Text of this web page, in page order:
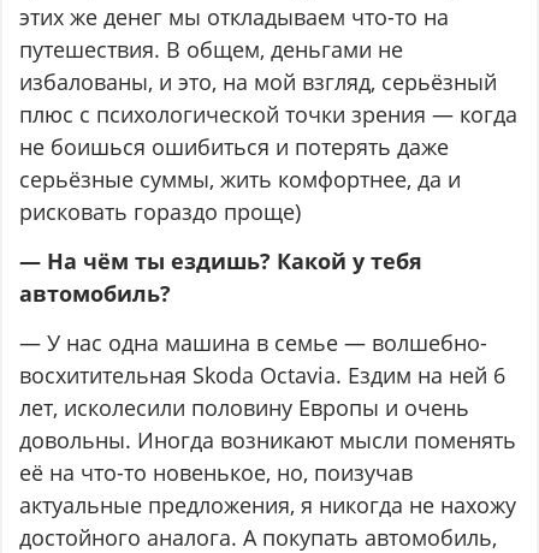
этих же денег мы откладываем что-то на
путешествия. В общем, деньгами не
избалованы, и это, на мой взгляд, серьёзный
плюс с психологической точки зрения — когда
не боишься ошибиться и потерять даже
серьёзные суммы, жить комфортнее, да и
рисковать гораздо проще)
— На чём ты ездишь? Какой у тебя
автомобиль?
— У нас одна машина в семье — волшебно-
восхитительная Skoda Octavia. Ездим на ней 6
лет, исколесили половину Европы и очень
довольны. Иногда возникают мысли поменять
её на что-то новенькое, но, поизучав
актуальные предложения, я никогда не нахожу
достойного аналога. А покупать автомобиль,